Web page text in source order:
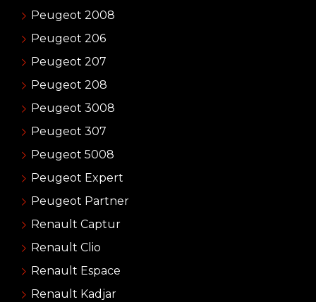
Peugeot 2008
Peugeot 206
Peugeot 207
Peugeot 208
Peugeot 3008
Peugeot 307
Peugeot 5008
Peugeot Expert
Peugeot Partner
Renault Captur
Renault Clio
Renault Espace
Renault Kadjar